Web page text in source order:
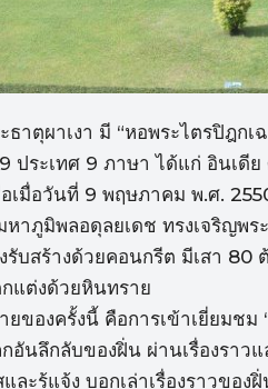
าตุผาเงา มี “หอพระไตรปิฎก
ประเทศ 9 ภาษา ได้แก่ อินเดี
มื่อวันที่ 9 พฤษภาคม พ.ศ.
หาภูมิพลอดุลยเดช ทรงเจริญ
รับสร้างด้วยคอนกรีต มีเสา 80
แต่งด้วยหินทราย
ยของครั้งนี้ คือการเข้าเยี่ยม
กอันลึกลับของฝิ่น ผ่านเรื่องร
ละรู้แจ้ง บอกเล่าเรื่องราวขอ